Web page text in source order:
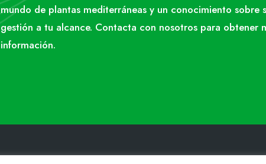
mundo de plantas mediterráneas y un conocimiento sobre
gestión a tu alcance. Contacta con nosotros para obtener
información.